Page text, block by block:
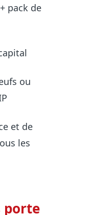
pack de
ou
et de
les
porte